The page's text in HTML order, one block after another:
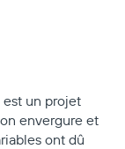
un projet
envergure et
ont dû